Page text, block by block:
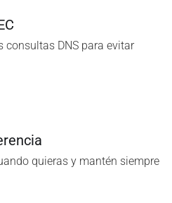
consultas DNS para evitar
quieras y mantén siempre